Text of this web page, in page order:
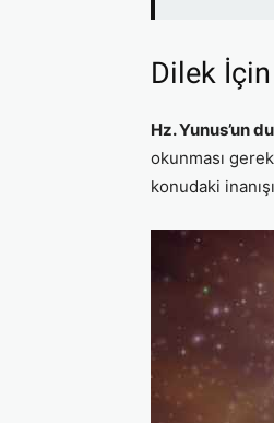
Dilek
Hz. Yunus’un
okunması
konudaki